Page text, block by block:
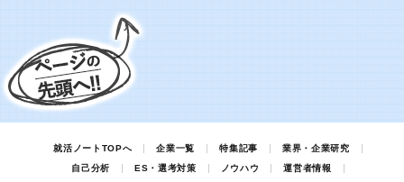
就活ノートTOPへ 企業一覧 特集記事
業界・企業研究
自己分析
ES・選考対策 ノウハウ
運営者情報